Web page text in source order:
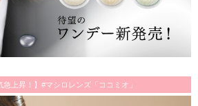
急上昇！】#マシロレンズ「ココミオ」